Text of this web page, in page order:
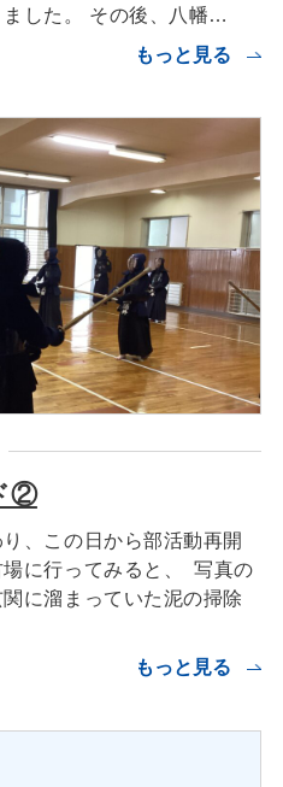
した。 その後、八幡…
もっと見る
②
、この日から部活動再開
に行ってみると、 写真の
に溜まっていた泥の掃除
もっと見る